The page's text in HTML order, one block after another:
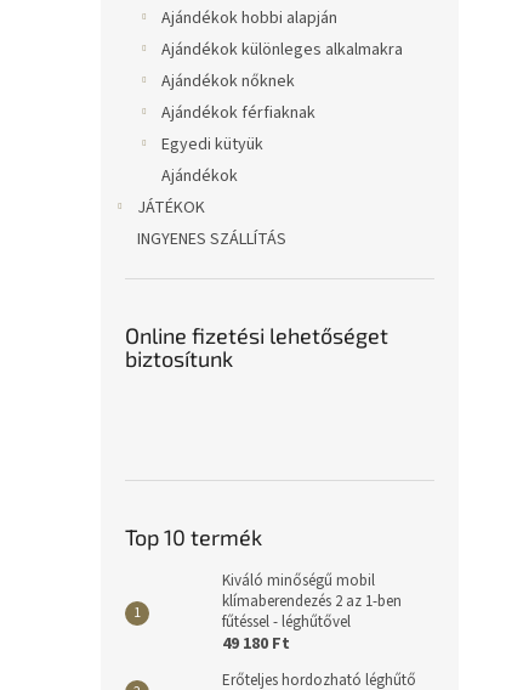
Ajándékok hobbi alapján
Ajándékok különleges alkalmakra
Ajándékok nőknek
Ajándékok férfiaknak
Egyedi kütyük
Ajándékok
JÁTÉKOK
INGYENES SZÁLLÍTÁS
Online fizetési lehetőséget
biztosítunk
Top 10 termék
Kiváló minőségű mobil
klímaberendezés 2 az 1-ben
fűtéssel - léghűtővel
49 180 Ft
Erőteljes hordozható léghűtő